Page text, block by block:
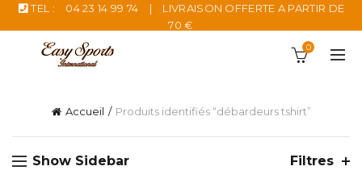
TEL : 04 23 14 99 74 |
LIVRAISON OFFERTE A PARTIR DE
70 €
0
Accueil Produits identifiés “débardeurs tshirt”
Show Sidebar Filtres